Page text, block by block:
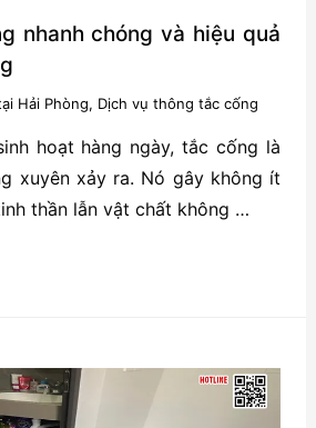
nhanh chóng và hiệu quả
Hải Phòng, Dịch vụ thông tắc cống
hoạt hàng ngày, tắc cống là
xuyên xảy ra. Nó gây không ít
thần lẫn vật chất không …